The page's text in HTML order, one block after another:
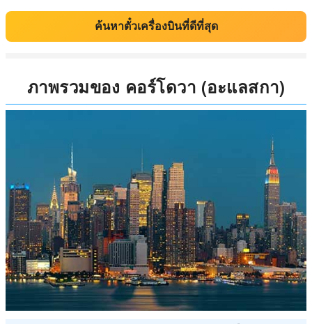
ค้นหาตั๋วเครื่องบินที่ดีที่สุด
ภาพรวมของ คอร์โดวา (อะแลสกา)